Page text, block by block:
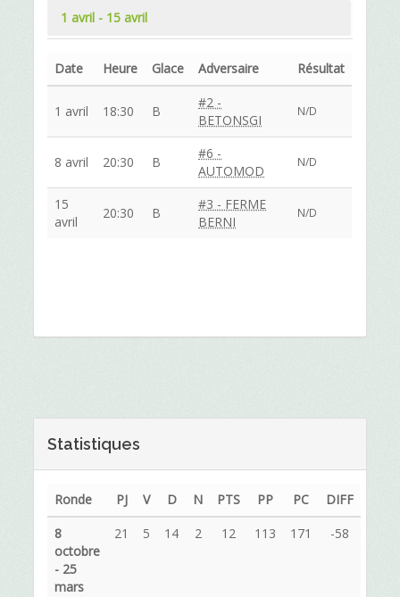
1 avril - 15 avril
Date Heure Glace Adversaire Résultat
1 avril 18:30 B
#2 -
BETONSGI
N/D
8 avril 20:30 B
#6 -
AUTOMOD
N/D
15
avril
20:30 B
#3 - FERME
BERNI
N/D
Statistiques
Ronde PJ V D N PTS PP PC
DIFF
8
octobre
- 25
mars
21 5 14 2 12 113 171 -58